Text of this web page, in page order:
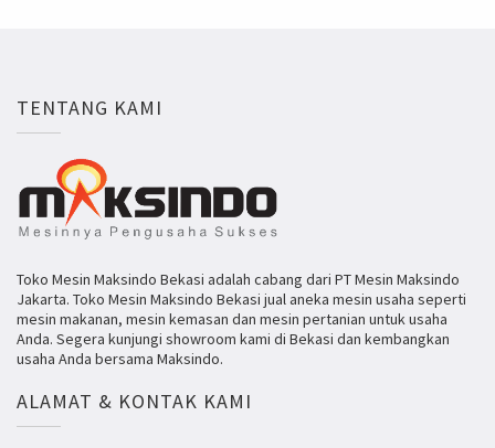
TENTANG KAMI
Toko Mesin Maksindo Bekasi adalah cabang dari PT Mesin Maksindo
Jakarta. Toko Mesin Maksindo Bekasi jual aneka mesin usaha seperti
mesin makanan, mesin kemasan dan mesin pertanian untuk usaha
Anda. Segera kunjungi showroom kami di Bekasi dan kembangkan
usaha Anda bersama Maksindo.
ALAMAT & KONTAK KAMI